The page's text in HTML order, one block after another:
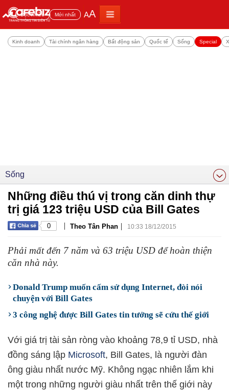
Đọc nhiều Mới nhất AA
Kinh doanh Tài chính ngân hàng Bất động sản Quốc tế Sống Special
Sống
Những điều thú vị trong căn dinh thự
trị giá 123 triệu USD của Bill Gates
0 | Theo Tân Phan | 10:33 18/12/2015
Phải mất đến 7 năm và 63 triệu USD để hoàn thiện
căn nhà này.
Donald Trump muốn cấm sử dụng Internet, đòi nói
chuyện với Bill Gates
3 công nghệ được Bill Gates tin tưởng sẽ cứu thế giới
Với giá trị tài sản ròng vào khoảng 78,9 tỉ USD, nhà
đồng sáng lập Microsoft, Bill Gates, là người đàn
ông giàu nhất nước Mỹ. Không ngạc nhiên lắm khi
một trong những người giàu nhất trên thế giới này